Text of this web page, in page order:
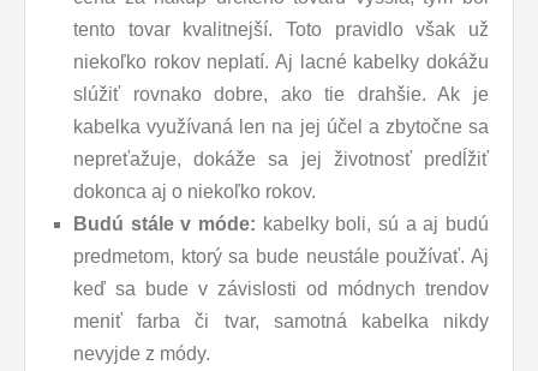
tento tovar kvalitnejší. Toto pravidlo však už
niekoľko rokov neplatí. Aj lacné kabelky dokážu
slúžiť rovnako dobre, ako tie drahšie. Ak je
kabelka využívaná len na jej účel a zbytočne sa
nepreťažuje, dokáže sa jej životnosť predĺžiť
dokonca aj o niekoľko rokov.
Budú stále v móde: kabelky boli, sú a aj budú
predmetom, ktorý sa bude neustále používať. Aj
keď sa bude v závislosti od módnych trendov
meniť farba či tvar, samotná kabelka nikdy
nevyjde z módy.